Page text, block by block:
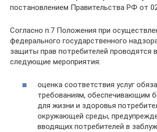
постановлением Правительства РФ от
Согласно п.7 Положения при
федерального государственного
защиты прав потребителей проводятся
следующие мероприятия:
оценка соответствия услуг
требованиям, обеспечивающим
для жизни и здоровья
окружающей среды,
вводящих потребителей в